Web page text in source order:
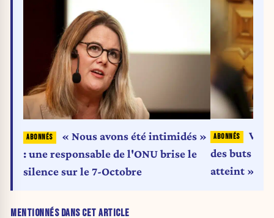
MENTIONNÉS DANS CET ARTICLE
« Nous avons été intimidés »
: une responsable de l'ONU brise le
silence sur le 7-Octobre
des buts de
atteint »